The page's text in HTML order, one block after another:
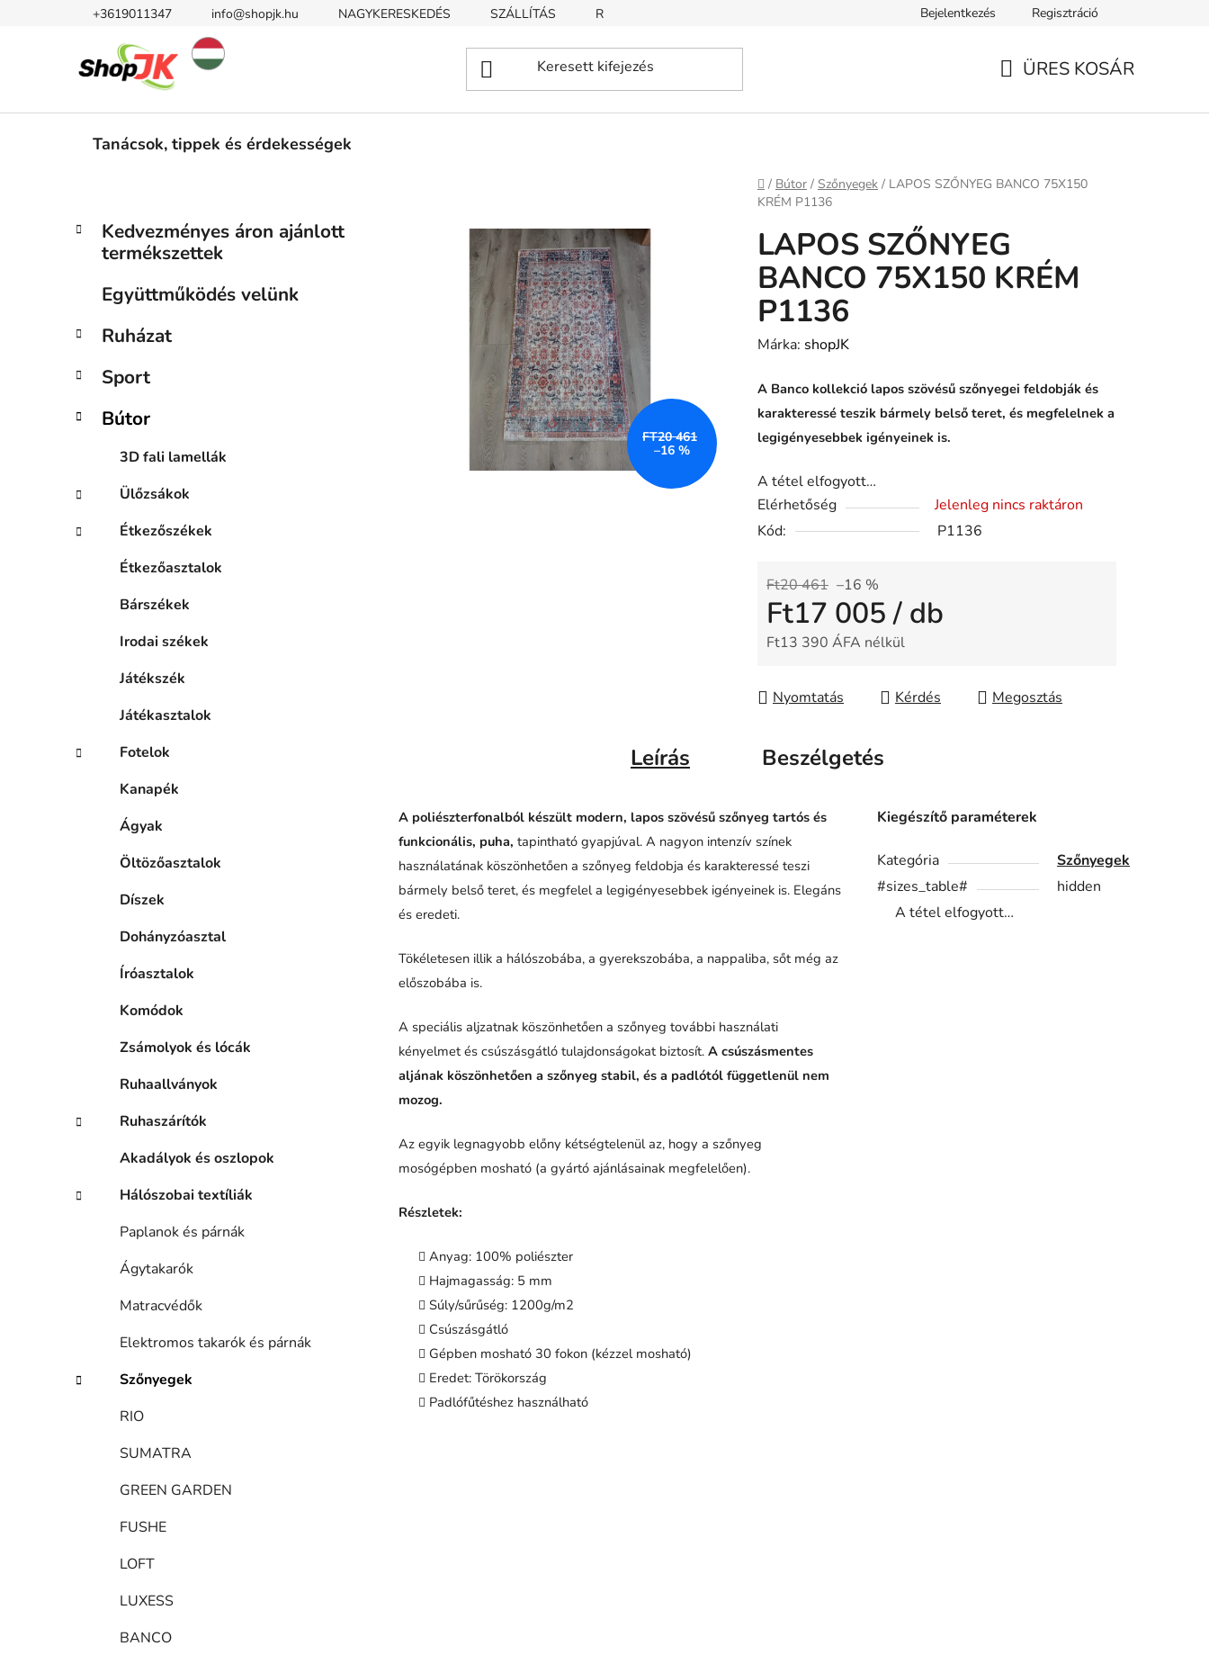
+3619011347 info@shopjk.hu NAGYKERESKEDÉS SZÁLLÍTÁS REKLAMÁCIÓ Tanácsok, tippek és érdekességek
Bejelentkezés Regisztráció
ÜRES KOSÁR
Tanácsok, tippek és érdekességek
Kezdőlap
/ Bútor / Szőnyegek / LAPOS SZŐNYEG BANCO 75X150
KRÉM P1136
O
s
p
a
Kategóriák
átugrása
K
a
r
á
Kedvezményes áron ajánlott
termékszettek
Együttműködés velünk
Ruházat
Sport
Bútor
3D fali lamellák
Ülőzsákok
Étkezőszékek
Étkezőasztalok
Bárszékek
Irodai székek
Játékszék
Játékasztalok
Fotelok
Kanapék
Ágyak
Öltözőasztalok
Díszek
Dohányzóasztal
Íróasztalok
Komódok
Zsámolyok és lócák
Ruhaallványok
Ruhaszárítók
Akadályok és oszlopok
Hálószobai textíliák
Paplanok és párnák
Ágytakarók
Matracvédők
Elektromos takarók és párnák
Szőnyegek
RIO
SUMATRA
GREEN GARDEN
FUSHE
LOFT
LUXESS
BANCO
LAPOS SZŐNYEG
BANCO 75X150 KRÉM
P1136
Márka: shopJK
A Banco kollekció lapos szövésű szőnyegei feldobják és
karakteressé teszik bármely belső teret, és megfelelnek a
legigényesebbek igényeinek is.
A tétel elfogyott…
Elérhetőség
Jelenleg nincs raktáron
Kód:
P1136
Ft20 461 –16 %
Ft17 005/ db
Ft13 390 ÁFA nélkül
Nyomtatás
Kérdés Megosztás
FT20 461
–16 %
Leírás Beszélgetés
A poliészterfonalból készült modern, lapos szövésű szőnyeg tartós és
funkcionális, puha, tapintható gyapjúval. A nagyon intenzív színek
használatának köszönhetően a szőnyeg feldobja és karakteressé teszi
bármely belső teret, és megfelel a legigényesebbek igényeinek is. Elegáns
és eredeti.
Tökéletesen illik a hálószobába, a gyerekszobába, a nappaliba, sőt még az
előszobába is.
A speciális aljzatnak köszönhetően a szőnyeg további használati
kényelmet és csúszásgátló tulajdonságokat biztosít. A csúszásmentes
aljának köszönhetően a szőnyeg stabil, és a padlótól függetlenül nem
mozog.
Az egyik legnagyobb előny kétségtelenül az, hogy a szőnyeg
mosógépben mosható (a gyártó ajánlásainak megfelelően).
Részletek:
Anyag: 100% poliészter
Hajmagasság: 5 mm
Súly/sűrűség: 1200g/m2
Csúszásgátló
Gépben mosható 30 fokon (kézzel mosható)
Eredet: Törökország
Padlófűtéshez használható
Kiegészítő paraméterek
Kategória
Szőnyegek
#sizes_table#
hidden
A tétel elfogyott…